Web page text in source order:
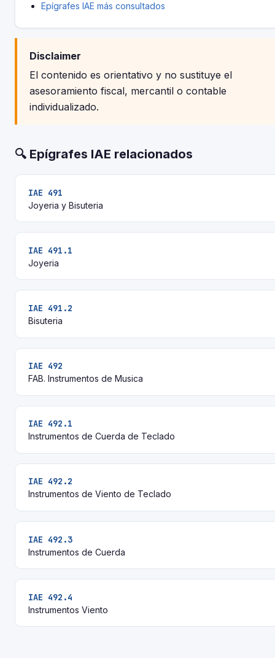
Epígrafes IAE más consultados
Disclaimer
El contenido es orientativo y no sustituye el
asesoramiento fiscal, mercantil o contable
individualizado.
🔍 Epígrafes IAE relacionados
IAE 491
Joyeria y Bisuteria
IAE 491.1
Joyeria
IAE 491.2
Bisuteria
IAE 492
FAB. Instrumentos de Musica
IAE 492.1
Instrumentos de Cuerda de Teclado
IAE 492.2
Instrumentos de Viento de Teclado
IAE 492.3
Instrumentos de Cuerda
IAE 492.4
Instrumentos Viento